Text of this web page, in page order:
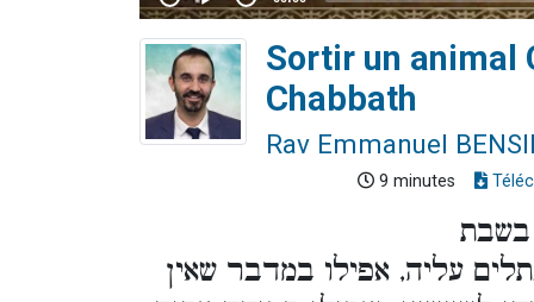
Sortir un animal
Chabbath
Rav Emmanuel
9 minutes
בשבת
עליה, אפילו במדבר שאין